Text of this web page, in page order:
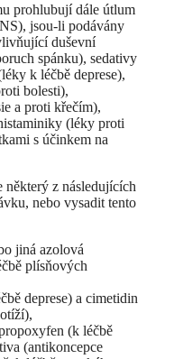
prohlubují dále útlum
jsou-li podávány
duševní
spánku), sedativy
k léčbě deprese),
bolesti),
a proti křečím),
(léky proti
s účinkem na
některý z následujících
nebo vysadit tento
jiná azolová
plísňových
deprese) a cimetidin
(k léčbě
(antikoncepce